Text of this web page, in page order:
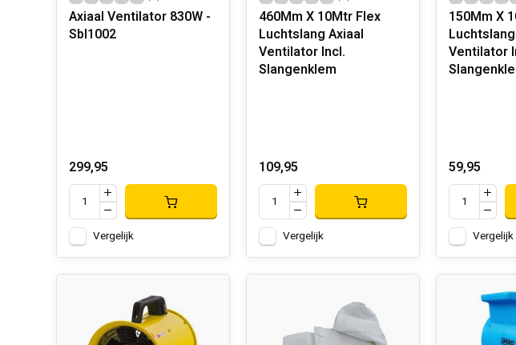
Axiaal Ventilator 830W -
Sbl1002
299,95
Vergelijk
460Mm X 10Mtr Flex
Luchtslang Axiaal
Ventilator Incl.
Slangenklem
109,95
Vergelijk
150Mm X
Ventilator
59,95
Vergelijk